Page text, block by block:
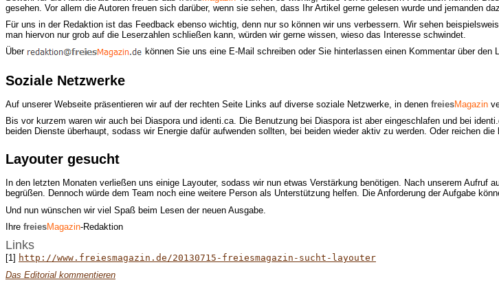
gesehen. Vor allem die Autoren freuen sich darüber, wenn sie sehen, dass Ihr Artikel gerne gelesen wurde und jemanden
Für uns in der Redaktion ist das Feedback ebenso wichtig, denn nur so können wir uns verbessern. Wir sehen
man hiervon nur grob auf die Leserzahlen schließen kann, würden wir gerne wissen, wieso das Interesse schwindet.
Über
können Sie uns eine E-Mail schreiben oder Sie hinterlassen einen Kommentar über
Soziale Netzwerke
Auf unserer Webseite präsentieren wir auf der rechten Seite Links auf diverse soziale Netzwerke, in denen freiesMagazin
Bis vor kurzem waren wir auch bei Diaspora und identi.ca. Die Benutzung bei Diaspora ist aber eingeschlafen und bei
beiden Dienste überhaupt, sodass wir Energie dafür aufwenden sollten, bei beiden wieder aktiv zu werden. Oder reichen
Layouter gesucht
In den letzten Monaten verließen uns einige Layouter, sodass wir nun etwas Verstärkung benötigen. Nach unserem Aufruf
begrüßen. Dennoch würde dem Team noch eine weitere Person als Unterstützung helfen. Die Anforderung der Aufgabe
Und nun wünschen wir viel Spaß beim Lesen der neuen Ausgabe.
Ihre freiesMagazin-Redaktion
Links
[1] http://www.freiesmagazin.de/20130715-freiesmagazin-sucht-layouter
Das Editorial kommentieren